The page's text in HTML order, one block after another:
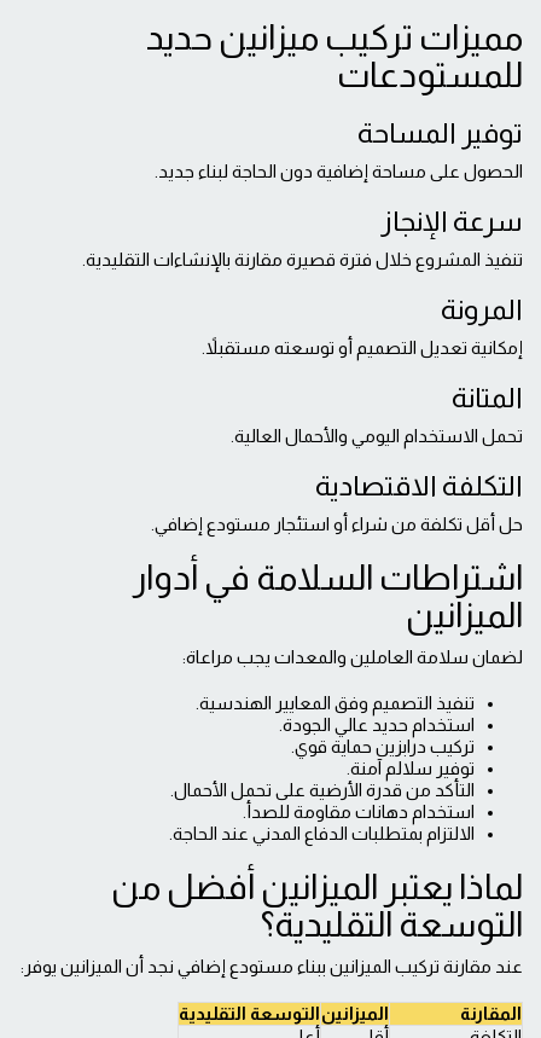
مميزات تركيب ميزانين حديد
للمستودعات
توفير المساحة
الحصول على مساحة إضافية دون الحاجة لبناء جديد.
سرعة الإنجاز
تنفيذ المشروع خلال فترة قصيرة مقارنة بالإنشاءات التقليدية.
المرونة
إمكانية تعديل التصميم أو توسعته مستقبلاً.
المتانة
تحمل الاستخدام اليومي والأحمال العالية.
التكلفة الاقتصادية
حل أقل تكلفة من شراء أو استئجار مستودع إضافي.
اشتراطات السلامة في أدوار
الميزانين
لضمان سلامة العاملين والمعدات يجب مراعاة:
تنفيذ التصميم وفق المعايير الهندسية.
استخدام حديد عالي الجودة.
تركيب درابزين حماية قوي.
توفير سلالم آمنة.
التأكد من قدرة الأرضية على تحمل الأحمال.
استخدام دهانات مقاومة للصدأ.
الالتزام بمتطلبات الدفاع المدني عند الحاجة.
لماذا يعتبر الميزانين أفضل من
التوسعة التقليدية؟
عند مقارنة تركيب الميزانين ببناء مستودع إضافي نجد أن الميزانين يوفر:
المقارنة الميزانينالتوسعة التقليدية